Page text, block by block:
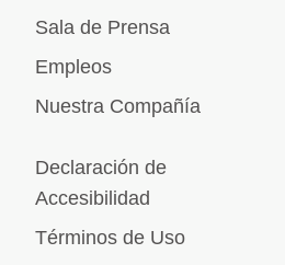
Sala de Prensa
Empleos
Nuestra Compañía
Declaración de
Accesibilidad
Términos de Uso